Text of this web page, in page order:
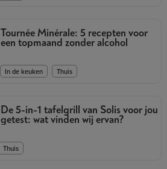
Tournée Minérale: 5 recepten voor
een topmaand zonder alcohol
In de keuken Thuis
De 5-in-1 tafelgrill van Solis voor jou
getest: wat vinden wij ervan?
Thuis